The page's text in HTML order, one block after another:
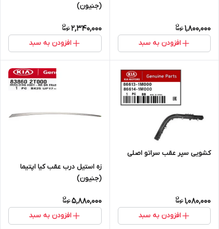
1,800,000
افزودن به سبد
(جنیون)
2,340,000
افزودن به سبد
کشویی سپر عقب سراتو اصلی
1,080,000
افزودن به سبد
زه استیل درب عقب کیا اپتیما
(جنیون)
5,880,000
افزودن به سبد